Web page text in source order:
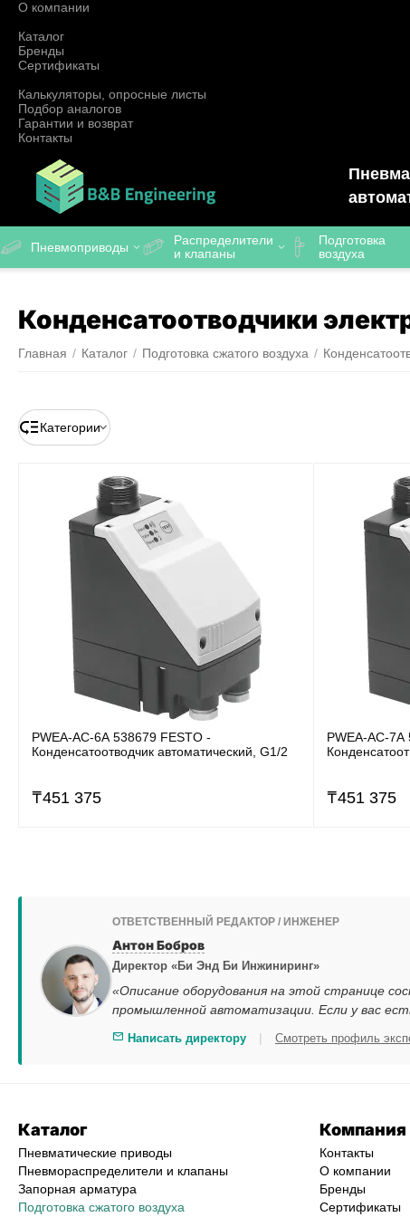
О компании
Каталог
Бренды
Сертификаты
Калькуляторы, опросные листы
Подбор аналогов
Гарантии и возврат
Контакты
Пневмоприводы
Распределители
и клапаны
Подготовка
воздуха
Конденсатоотводчики
Главная / Каталог / Подготовка сжатого воздуха /
Категории
PWEA-AC-6A 538679 FESTO -
Конденсатоотводчик автоматический, G1/2
₸451 375
PWEA-AC-
₸451 375
ОТВЕТСТВЕННЫЙ РЕДАКТОР / ИНЖЕНЕР
Антон Бобров
Директор «Би Энд Би Инжиниринг»
«Описание оборудования на этой странице
промышленной автоматизации. Если у вас
Написать директору | Смотреть профиль
Каталог
Пневматические приводы
Пневмораспределители и клапаны
Запорная арматура
Подготовка сжатого воздуха
Компания
Контакты
О компании
Бренды
Сертификаты